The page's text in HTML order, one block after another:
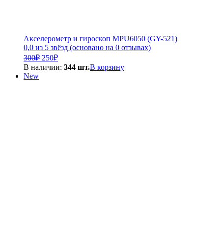
Акселерометр и гироскоп MPU6050 (GY-521)
0,0 из 5 звёзд (основано на 0 отзывах)
300₽ Первоначальная
цена
250₽Текущая
цена:
В наличии: 344 шт.В корзину
New